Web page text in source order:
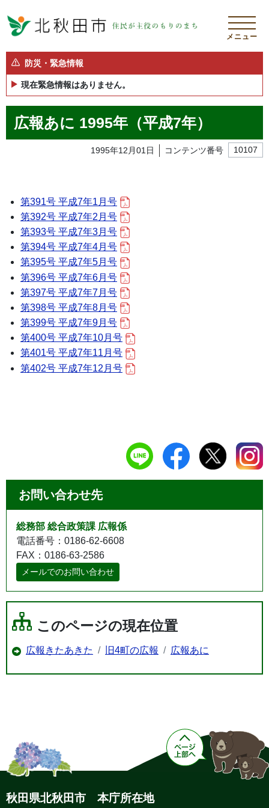
メニュー
防災・緊急情報
現在緊急情報はありません。
広報あに 1995年（平成7年）
1995年12月01日 コンテンツ番号 10107
第391号 平成7年1月号
第392号 平成7年2月号
第393号 平成7年3月号
第394号 平成7年4月号
第395号 平成7年5月号
第396号 平成7年6月号
第397号 平成7年7月号
第398号 平成7年8月号
第399号 平成7年9月号
第400号 平成7年10月号
第401号 平成7年11月号
第402号 平成7年12月号
お問い合わせ先
総務部 総合政策課 広報係
電話番号：0186-62-6608
FAX：0186-63-2586
メールでのお問い合わせ
このページの現在位置
広報きたあきた 旧4町の広報 広報あに
秋田県北秋田市 本庁所在地